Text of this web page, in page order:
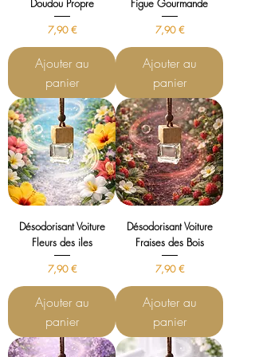
Doudou Propre
Prix
7,90 €
Ajouter au
panier
Figue Gourmande
Prix
7,90 €
Ajouter au
panier
Désodorisant Voiture
Fleurs des iles
Prix
7,90 €
Ajouter au
panier
Désodorisant Voiture
Fraises des Bois
Prix
7,90 €
Ajouter au
panier